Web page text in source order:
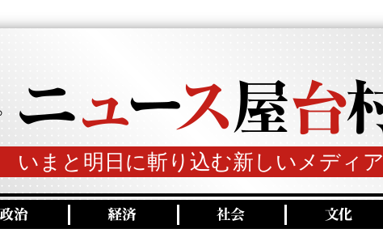
いまと明日に斬り込む新しいメディア